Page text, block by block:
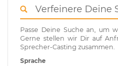
Verfeinere Deine
Passe Deine Suche an, um
Gerne stellen wir Dir auf
Sprecher-Casting zusammen.
Sprache